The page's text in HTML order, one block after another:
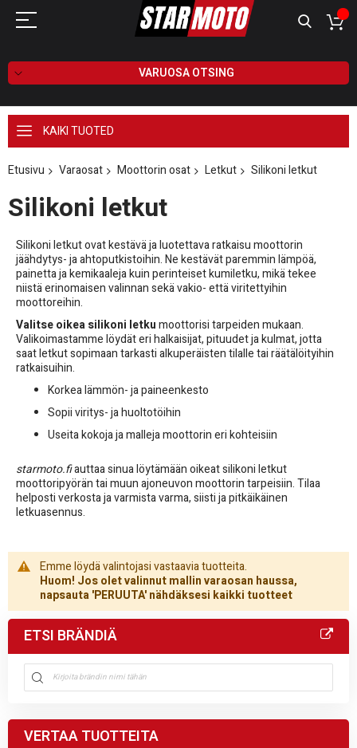
VARUOSA OTSING
KAIKI TUOTED
Etusivu Varaosat Moottorin osat Letkut Silikoni letkut
Silikoni letkut
Silikoni letkut ovat kestävä ja luotettava ratkaisu moottorin
jäähdytys- ja ahtoputkistoihin. Ne kestävät paremmin lämpöä,
painetta ja kemikaaleja kuin perinteiset kumiletku, mikä tekee
niistä erinomaisen valinnan sekä vakio- että viritettyihin
moottoreihin.
Valitse oikea silikoni letkumoottorisi tarpeiden mukaan.
Valikoimastamme löydät eri halkaisijat, pituudet ja kulmat, jotta
saat letkut sopimaan tarkasti alkuperäisten tilalle tai räätälöityihin
ratkaisuihin.
Korkea lämmön- ja paineenkesto
Sopii viritys- ja huoltotöihin
Useita kokoja ja malleja moottorin eri kohteisiin
starmoto.fiauttaa sinua löytämään oikeat silikoni letkut
moottoripyörän tai muun ajoneuvon moottorin tarpeisiin. Tilaa
helposti verkosta ja varmista varma, siisti ja pitkäikäinen
letkuasennus.
Emme löydä valintojasi vastaavia tuotteita.
Huom! Jos olet valinnut mallin varaosan haussa,
napsauta 'PERUUTA' nähdäksesi kaikki tuotteet
ETSI BRÄNDIÄ
VERTAA TUOTTEITA